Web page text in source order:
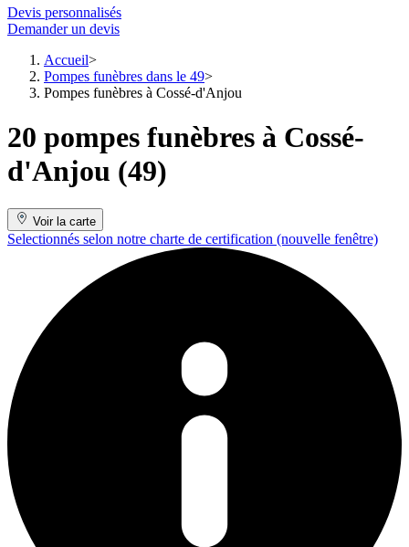
Devis personnalisés
Demander un devis
Accueil
Pompes funèbres dans le 49
Pompes funèbres à Cossé-d'Anjou
20 pompes funèbres à Cossé-
d'Anjou (49)
Voir la carte
Selectionnés selon notre charte de certification (nouvelle fenêtre)